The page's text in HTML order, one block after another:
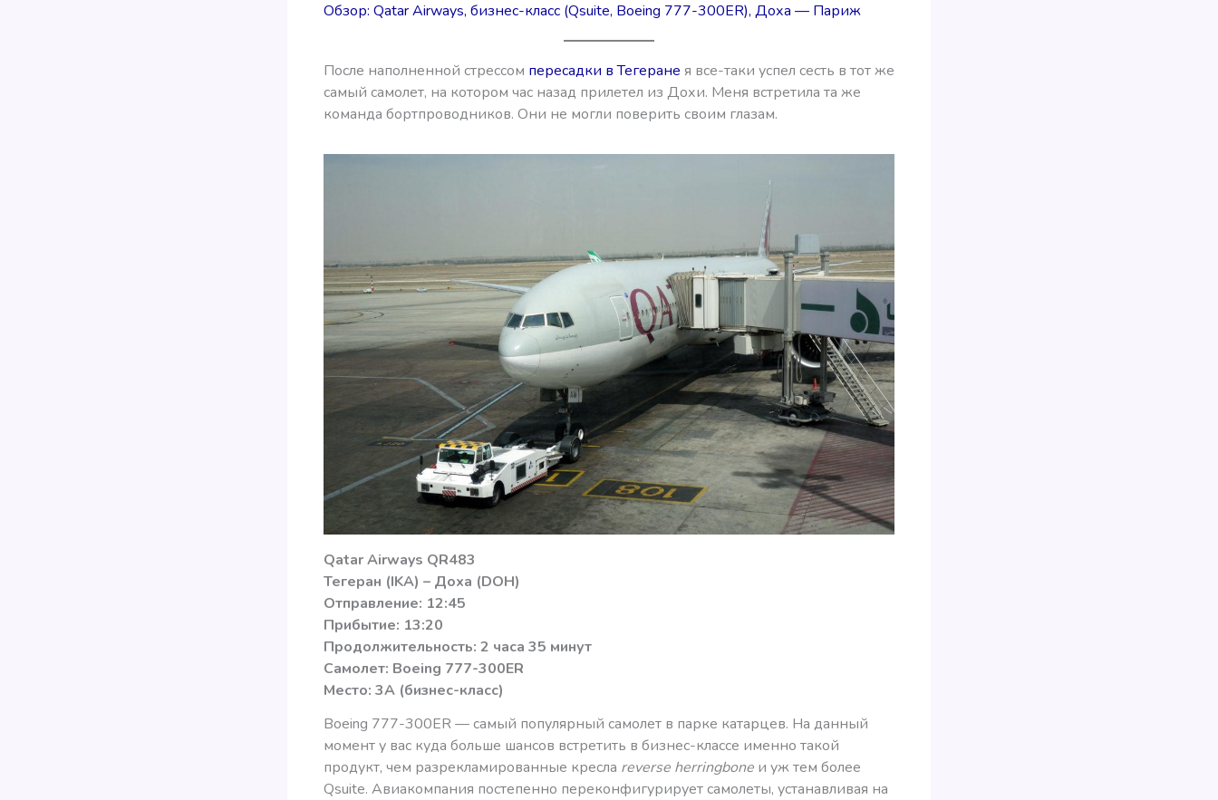
Обзор: Qatar Airways, бизнес-класс (Qsuite, Boeing 777-300ER), Доха — Париж
После наполненной стрессом пересадки в Тегеране я все-таки успел сесть в тот же
самый самолет, на котором час назад прилетел из Дохи. Меня встретила та же
команда бортпроводников. Они не могли поверить своим глазам.
Qatar Airways QR483
Тегеран (IKA) – Доха (DOH)
Отправление: 12:45
Прибытие: 13:20
Продолжительность: 2 часа 35 минут
Самолет: Boeing 777-300ER
Место: 3А (бизнес-класс)
Boeing 777-300ER — самый популярный самолет в парке катарцев. На данный
момент у вас куда больше шансов встретить в бизнес-классе именно такой
продукт, чем разрекламированные кресла reverse herringbone и уж тем более
Qsuite. Авиакомпания постепенно переконфигурирует самолеты, устанавливая на